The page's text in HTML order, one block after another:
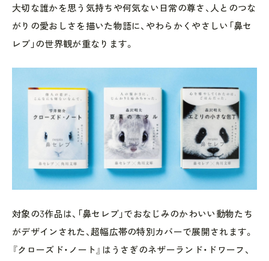
大切な誰かを思う気持ちや何気ない日常の尊さ、人とのつな
がりの愛おしさを描いた物語に、やわらかくやさしい「鼻セ
レブ」の世界観が重なります。
対象の3作品は、「鼻セレブ」でおなじみのかわいい動物たち
がデザインされた、超幅広帯の特別カバーで展開されます。
『クローズド・ノート』はうさぎのネザーランド・ドワーフ、